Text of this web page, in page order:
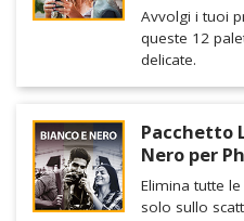
Avvolgi i tuoi
queste 12
delicate.
Pacchetto
Nero per
Elimina tutte
solo sullo